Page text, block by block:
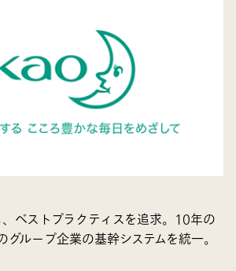
ベストプラクティスを追求。10年の
ループ企業の基幹システムを統一。